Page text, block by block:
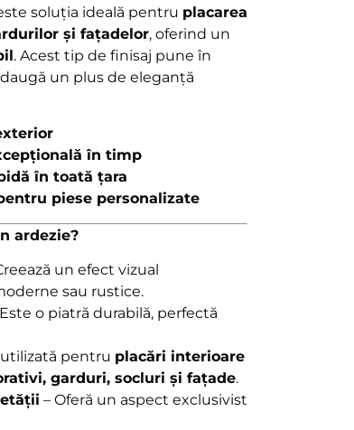
soluția ideală pentru placarea
și fațadelor, oferind un
. Acest tip de finisaj pune în
un plus de eleganță
în timp
în toată țara
piese personalizate
ardezie?
un efect vizual
sau rustice.
o piatră durabilă, perfectă
pentru placări interioare
garduri, socluri și fațade.
– Oferă un aspect exclusivist